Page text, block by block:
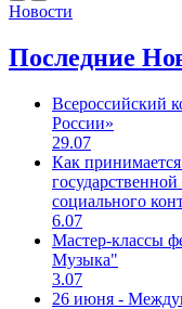
Новости
Последние
Всероссийский
России»
29.07
Как
социального
6.07
Мастер-классы
Музыка"
3.07
26 июня -